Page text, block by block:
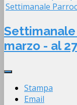
Settimanale
marzo - al
Stampa
Email